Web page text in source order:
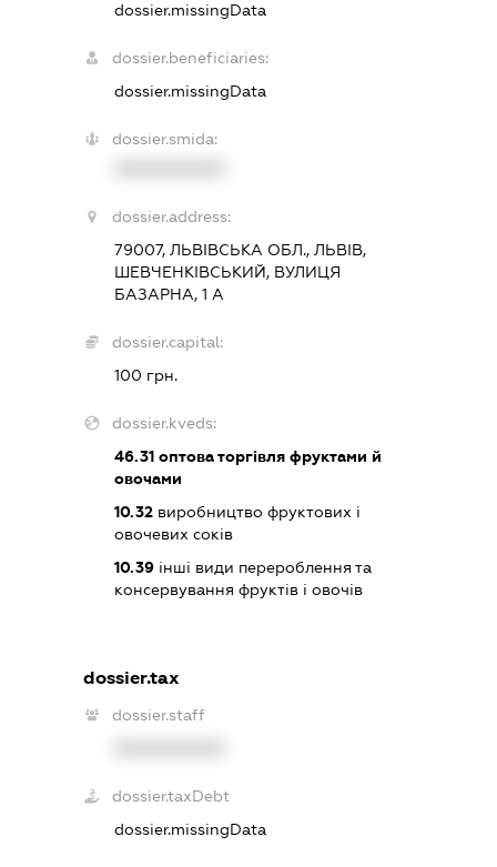
dossier.missingData
dossier.beneficiaries:
dossier.missingData
dossier.smida:
dossier.address:
79007, ЛЬВІВСЬКА ОБЛ., ЛЬВІВ,
ШЕВЧЕНКІВСЬКИЙ, ВУЛИЦЯ
БАЗАРНА, 1 А
dossier.capital:
100 грн.
dossier.kveds:
46.31 оптова торгівля фруктами й
овочами
10.32 виробництво фруктових і
овочевих соків
10.39 інші види перероблення та
консервування фруктів і овочів
dossier.tax
dossier.staff
dossier.taxDebt
dossier.missingData